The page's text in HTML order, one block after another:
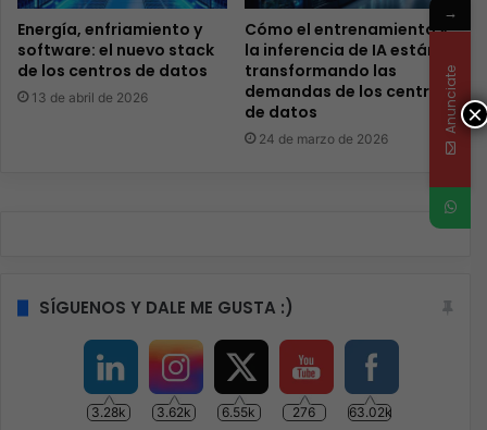
Energía, enfriamiento y
software: el nuevo stack
de los centros de datos
13 de abril de 2026
Cómo el entrenamiento y
la inferencia de IA están
transformando las
demandas de los centros
de datos
24 de marzo de 2026
SÍGUENOS Y DALE ME GUSTA :)
3.28k 3.62k 6.55k 276 63.02k
×
→
Anunciate